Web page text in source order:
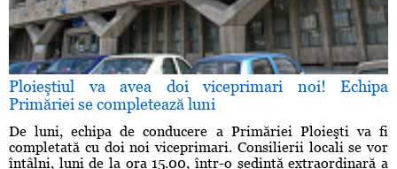
Ploieştiul va avea doi viceprimari noi! Echipa
Primăriei se completează luni
De luni, echipa de conducere a Primăriei Ploieşti va fi
completată cu doi noi viceprimari. Consilierii locali se vor
întâlni, luni de la ora 15.00, într-o şedinţă extraordinară a